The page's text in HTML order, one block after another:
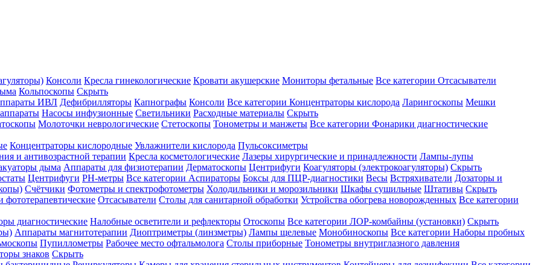
Консоли Кресла гинекологические Кровати акушерские Мониторы фетальные Все категории Отсасыватели
Кольпоскопы Скрыть
ИВЛ Дефибрилляторы Капнографы Консоли Все категории Концентраторы кислорода Ларингоскопы Мешки
Насосы инфузионные Светильники Расходные материалы Скрыть
Молоточки неврологические Стетоскопы Тонометры и манжеты Все категории Фонарики диагностические
Концентраторы кислородные Увлажнители кислорода Пульсоксиметры
и антивозрастной терапии Кресла косметологические Лазеры хирургические и принадлежности Лампы-лупы
дыма Аппараты для физиотерапии Дерматоскопы Центрифуги Коагуляторы (электрокоагуляторы) Скрыть
Центрифуги PH-метры Все категории Аспираторы Боксы для ПЦР-диагностики Весы Встряхиватели Дозаторы и
Счётчики Фотометры и спектрофотометры Холодильники и морозильники Шкафы сушильные Штативы Скрыть
фототерапевтические Отсасыватели Столы для санитарной обработки Устройства обогрева новорожденных Все категории
диагностические Налобные осветители и рефлекторы Отоскопы Все категории ЛОР-комбайны (установки) Скрыть
Аппараты магнитотерапии Диоптриметры (линзметры) Лампы щелевые Монобиноскопы Все категории Наборы пробных
Пупиллометры Рабочее место офтальмолога Столы приборные Тонометры внутриглазного давления
знаков Скрыть